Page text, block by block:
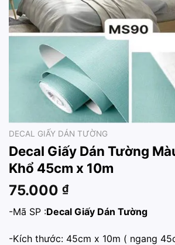
DECAL GIẤY DÁN TƯỜNG
Decal Giấy Dán Tường
Khổ 45cm x 10m
75.000 ₫
-Mã SP :Decal Giấy Dán Tường
-Kích thước: 45cm x 10m ( ngang